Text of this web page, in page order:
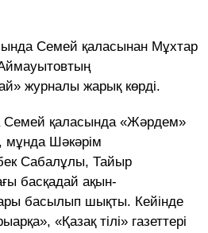
Семей қаласынан Мұхтар
журналы жарық көрді.
Семей қаласында «Жәрдем»
Шәкәрім
Сабалұлы, Тайыр
басқадай ақын-
басылып шықты. Кейінде
«Қазақ тілі» газеттері